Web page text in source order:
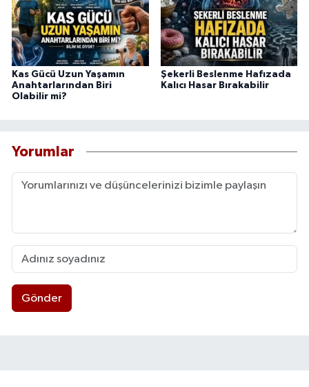
Kas Gücü Uzun Yaşamın
Anahtarlarından Biri
Olabilir mi?
Şekerli Beslenme Hafızada
Kalıcı Hasar Bırakabilir
Yorumlar
Gönder